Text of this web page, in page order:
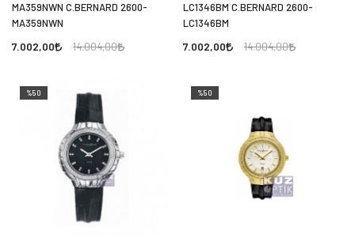
MA359NWN C.BERNARD 2600-
MA359NWN
7.002,00 14.004,00
LC1346BM C.BERNARD 2600-
LC1346BM
7.002,00 14.004,00
%50 %50